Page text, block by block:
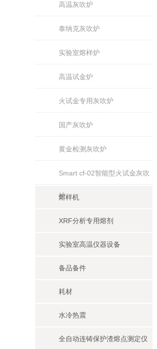
高温灰吹炉
泰纳克灰吹炉
实验室熔样炉
高温试金炉
火试金专用灰吹炉
国产灰吹炉
黄金检测灰吹炉
Smart cf-02智能型火试金灰吹
炉
熔样机
XRF分析专用熔剂
实验室高温仪器设备
备品备件
耗材
水冷热震
全自动连铸保护渣熔点测定仪